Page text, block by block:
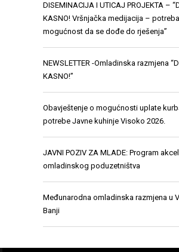
DISEMINACIJA I UTICAJ PROJEKTA –
KASNO! Vršnjačka medijacija –
mogućnost da se dođe do rješenja”
NEWSLETTER -Omladinska razmjena
KASNO!”
Obavještenje o mogućnosti uplate
potrebe Javne kuhinje Visoko 2026.
JAVNI POZIV ZA MLADE: Program
omladinskog poduzetništva
Međunarodna omladinska razmjena u
Banji